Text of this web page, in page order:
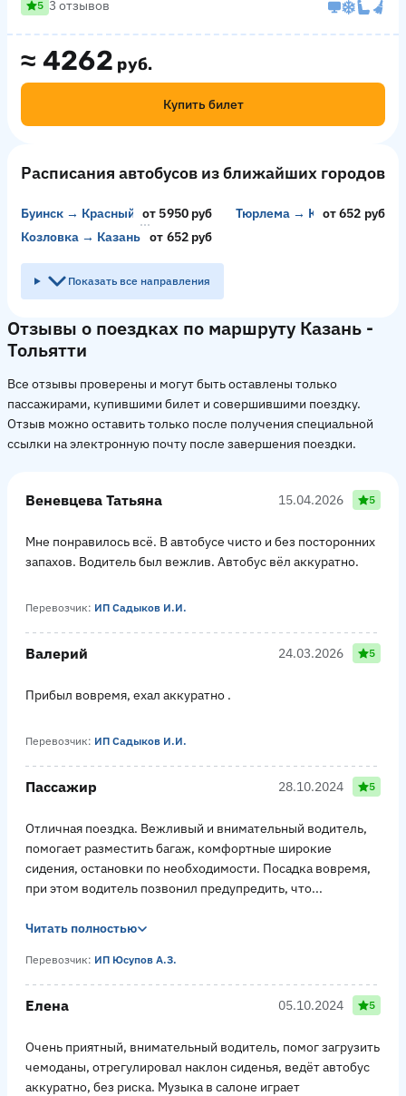
≈ 4262 руб.
Купить билет
5 3 отзывов
Расписания автобусов из ближайших городов
Буинск → Красный Колосот 5950 руб Тюрлема → Казаньот 652 руб
Козловка → Казань от 652 руб
Показать все направления
Отзывы о поездках по маршруту Казань -
Тольятти
Все отзывы проверены и могут быть оставлены только
пассажирами, купившими билет и совершившими поездку.
Отзыв можно оставить только после получения специальной
ссылки на электронную почту после завершения поездки.
Веневцева Татьяна 15.04.2026 5
Мне понравилось всё. В автобусе чисто и без посторонних
запахов. Водитель был вежлив. Автобус вёл аккуратно.
Перевозчик: ИП Садыков И.И.
Валерий 24.03.2026 5
Прибыл вовремя, ехал аккуратно .
Перевозчик: ИП Садыков И.И.
Пассажир 28.10.2024 5
Отличная поездка. Вежливый и внимательный водитель,
помогает разместить багаж, комфортные широкие
сидения, остановки по необходимости. Посадка вовремя,
при этом водитель позвонил предупредить, что...
Читать полностью
Перевозчик: ИП Юсупов А.З.
Елена 05.10.2024 5
Очень приятный, внимательный водитель, помог загрузить
чемоданы, отрегулировал наклон сиденья, ведёт автобус
аккуратно, без риска. Музыка в салоне играет